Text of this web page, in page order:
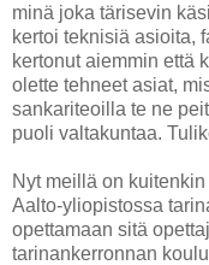
minä joka tärisevin
kertoi teknisiä asioita,
kertonut aiemmin että
olette tehneet asiat,
sankariteoilla te ne
puoli valtakuntaa.
Nyt meillä on
Aalto-yliopistossa
opettamaan sitä
tarinankerronnan